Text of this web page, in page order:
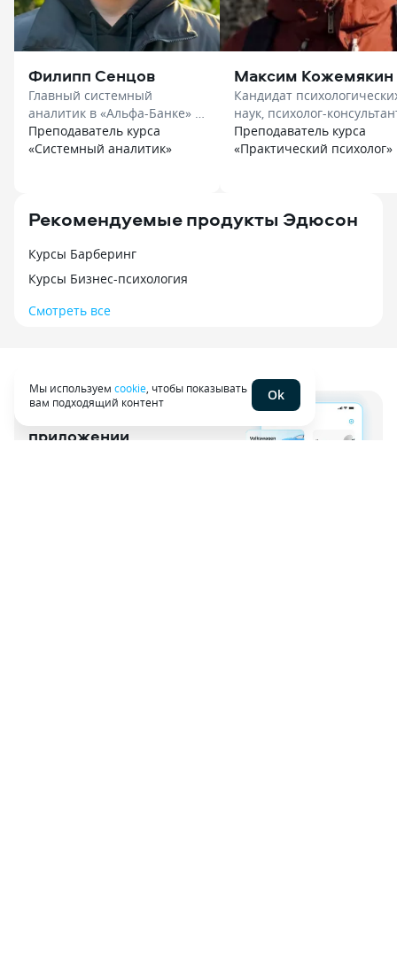
Филипп Сенцов
Главный системный
аналитик в «Альфа-Банке» в
«Нетология»
Преподаватель курса
«Системный аналитик»
Максим Кожемякин
Кандидат
наук, психолог-
доцент в «Smart»
Преподаватель курса
«Практический психолог»
Рекомендуемые продукты Эдюсон
Курсы Барберинг
Курсы Бизнес-психология
Смотреть все
Сравни в мобильном
приложении
Мы используем cookie , чтобы показывать
вам подходящий контент
Ok